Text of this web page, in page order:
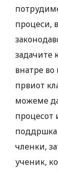
процеси,
задачите
внатре
првиот
можеме
процесот
поддршка
членки,
ученик,